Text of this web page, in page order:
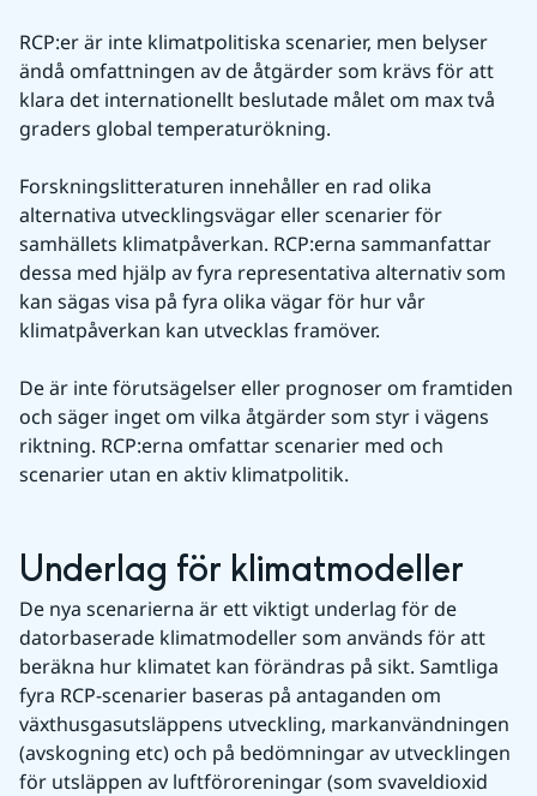
RCP:er är inte klimatpolitiska scenarier, men belyser
ändå omfattningen av de åtgärder som krävs för att
klara det internationellt beslutade målet om max två
graders global temperaturökning.
Forskningslitteraturen innehåller en rad olika
alternativa utvecklingsvägar eller scenarier för
samhällets klimatpåverkan. RCP:erna sammanfattar
dessa med hjälp av fyra representativa alternativ som
kan sägas visa på fyra olika vägar för hur vår
klimatpåverkan kan utvecklas framöver.
De är inte förutsägelser eller prognoser om framtiden
och säger inget om vilka åtgärder som styr i vägens
riktning. RCP:erna omfattar scenarier med och
scenarier utan en aktiv klimatpolitik.
Underlag för klimatmodeller
De nya scenarierna är ett viktigt underlag för de
datorbaserade klimatmodeller som används för att
beräkna hur klimatet kan förändras på sikt. Samtliga
fyra RCP-scenarier baseras på antaganden om
växthusgasutsläppens utveckling, markanvändningen
(avskogning etc) och på bedömningar av utvecklingen
för utsläppen av luftföroreningar (som svaveldioxid